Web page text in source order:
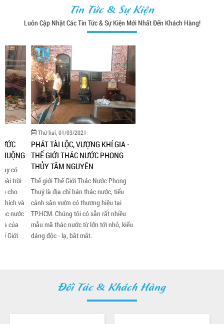
VŨ TRỌNG DUY
Hình trên web là hàng thật, để
phòng khách nhìn khá sang
LƯU HOÀNG THÚC
Giá hơi nhỉnh hơn chỗ khác
nhưng đổi lại chất liệu tốt hơn
Tin Tức & Sự Kiện
Luôn Cập Nhật Các Tin Tức & Sự Kiện Mới Nhất Đến Khách Hàng!
Thứ hai, 01/03/2021
PHÁT TÀI LỘC, VƯỢNG KHÍ GIA -
THẾ GIỚI THÁC NƯỚC PHONG
THỦY TÂM NGUYÊN
Thế giới Thế Giới Thác Nước Phong
Thuỷ là địa chỉ bán thác nước, tiểu
cảnh sân vườn có thương hiệu tại
TP.HCM. Chúng tôi có sẵn rất nhiều
mẫu mã thác nước từ lớn tới nhỏ, kiểu
dáng độc - lạ, bắt mắt.
Thứ hai, 01/03/2021
NƯỚC PHONG THỦY
Phương hướng đặt thác nước phong
thức hiểu biết, vì có những hướng đặt
mới giúp sinh ra vượng khí, có những
hướng không những không tốt mà còn
gây ảnh hưởng xấu đến gia chủ.
Đối Tác & Khách Hàng